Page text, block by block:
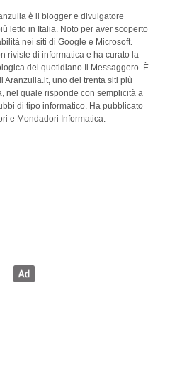
è il blogger e divulgatore
letto in Italia. Noto per aver scoperto
nei siti di Google e Microsoft.
riviste di informatica e ha curato la
del quotidiano Il Messaggero. È
Aranzulla.it, uno dei trenta siti più
nel quale risponde con semplicità a
di tipo informatico. Ha pubblicato
e Mondadori Informatica.